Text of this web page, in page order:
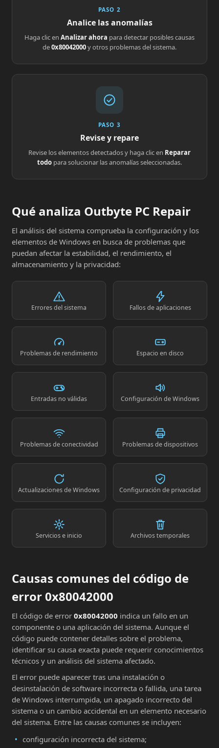
PASO 2
Analice las anomalías
Haga clic en Analizar ahora para detectar posibles causas
de0x80042000y otros problemas del sistema.
PASO 3
Revise y repare
Revise los elementos detectados y haga clic en Reparar
todo para solucionar las anomalías seleccionadas.
Qué analiza Outbyte PC Repair
El análisis del sistema comprueba la configuración y los
elementos de Windows en busca de problemas que
puedan afectar la estabilidad, el rendimiento, el
almacenamiento y la privacidad:
Errores del sistema Fallos de aplicaciones
Problemas de rendimiento Espacio en disco
Entradas no válidas Configuración de Windows
Problemas de conectividad Problemas de dispositivos
Actualizaciones de Windows Configuración de privacidad
Servicios e inicio Archivos temporales
Causas comunes del código de
error 0x80042000
El código de error 0x80042000 indica un fallo en un
componente o una aplicación del sistema. Aunque el
código puede contener detalles sobre el problema,
identificar su causa exacta puede requerir conocimientos
técnicos y un análisis del sistema afectado.
El error puede aparecer tras una instalación o
desinstalación de software incorrecta o fallida, una tarea
de Windows interrumpida, un apagado incorrecto del
sistema o un cambio accidental en un elemento necesario
del sistema. Entre las causas comunes se incluyen:
configuración incorrecta del sistema;